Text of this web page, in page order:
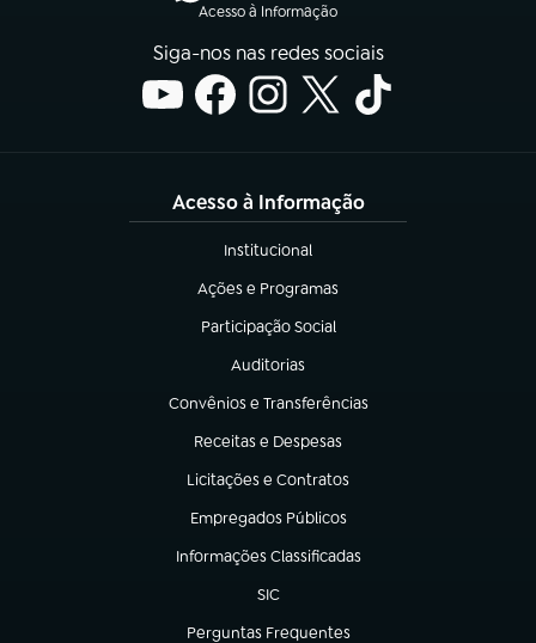
Acesso à Informação
Siga-nos nas redes sociais
Acesso à Informação
Institucional
(abre em nova aba)
Ações e Programas
(abre em nova aba)
Participação Social
(abre em nova aba)
Auditorias
(abre em nova aba)
Convênios e Transferências
(abre em nova aba)
Receitas e Despesas
(abre em nova aba)
Licitações e Contratos
(abre em nova aba)
Empregados Públicos
(abre em nova aba)
Informações Classificadas
(abre em nova aba)
SIC
(abre em nova aba)
Perguntas Frequentes